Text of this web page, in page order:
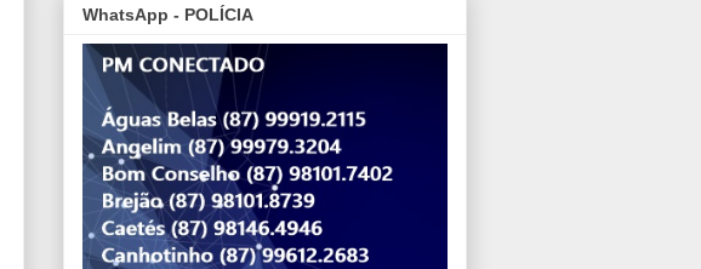
WhatsApp - POLÍCIA